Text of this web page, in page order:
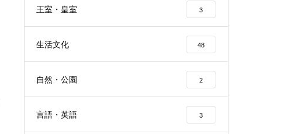
王室・皇室 3
生活文化 48
自然・公園 2
言語・英語 3